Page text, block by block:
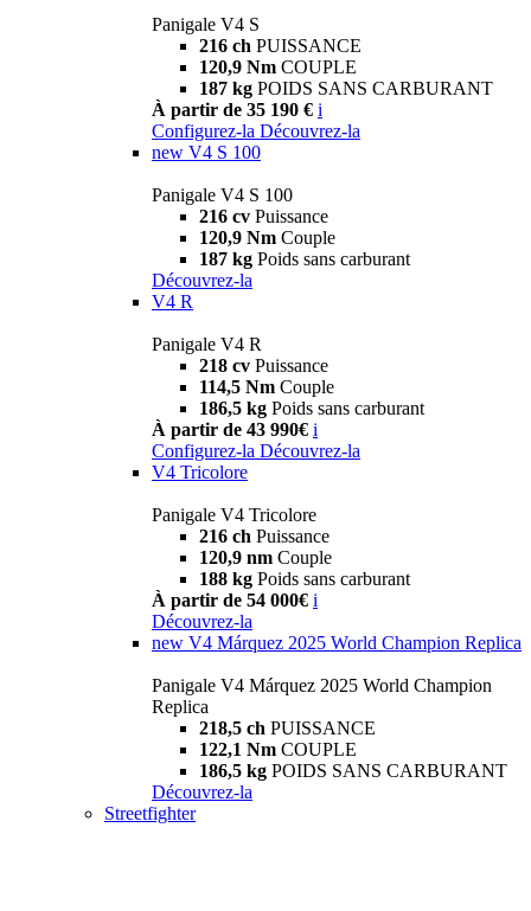
Panigale V4 S
216 ch PUISSANCE
120,9 Nm COUPLE
187 kg POIDS SANS CARBURANT
À partir de 35 190 € i
Configurez-la Découvrez-la
new V4 S 100
Panigale V4 S 100
216 cv Puissance
120,9 Nm Couple
187 kg Poids sans carburant
Découvrez-la
V4 R
Panigale V4 R
218 cv Puissance
114,5 Nm Couple
186,5 kg Poids sans carburant
À partir de 43 990€ i
Configurez-la Découvrez-la
V4 Tricolore
Panigale V4 Tricolore
216 ch Puissance
120,9 nm Couple
188 kg Poids sans carburant
À partir de 54 000€ i
Découvrez-la
new V4 Márquez 2025 World Champion Replica
Panigale V4 Márquez 2025 World Champion
Replica
218,5 ch PUISSANCE
122,1 Nm COUPLE
186,5 kg POIDS SANS CARBURANT
Découvrez-la
Streetfighter